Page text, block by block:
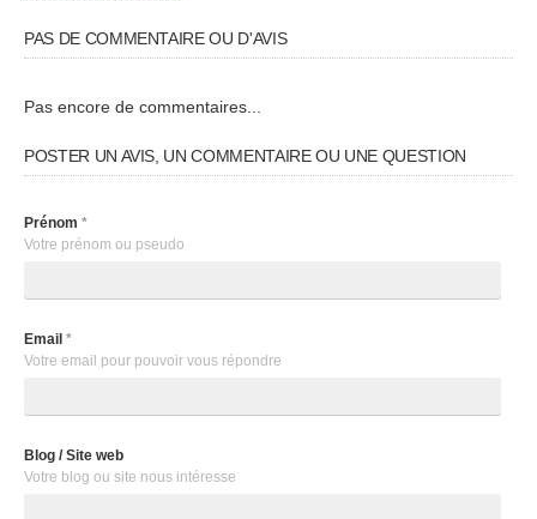
PAS DE COMMENTAIRE OU D'AVIS
Pas encore de commentaires...
POSTER UN AVIS, UN COMMENTAIRE OU UNE QUESTION
Prénom *
Votre prénom ou pseudo
Email *
Votre email pour pouvoir vous répondre
Blog / Site web
Votre blog ou site nous intéresse